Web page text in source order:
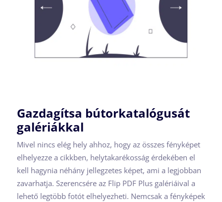
Gazdagítsa bútorkatalógusát
galériákkal
Mivel nincs elég hely ahhoz, hogy az összes fényképet
elhelyezze a cikkben, helytakarékosság érdekében el
kell hagynia néhány jellegzetes képet, ami a legjobban
zavarhatja. Szerencsére az Flip PDF Plus galériáival a
lehető legtöbb fotót elhelyezheti. Nemcsak a fényképek